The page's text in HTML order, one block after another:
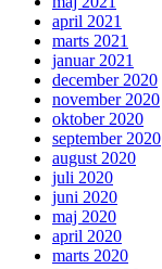
april 2021
marts 2021
januar 2021
december 2020
november 2020
oktober 2020
september 2020
august 2020
juli 2020
juni 2020
maj 2020
april 2020
marts 2020